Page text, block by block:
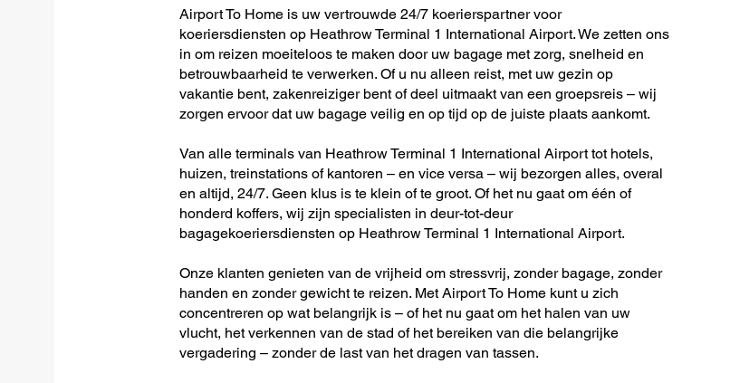
Airport To Home is uw vertrouwde 24/7 koerierspartner voor
koeriersdiensten op Heathrow Terminal 1 International Airport. We zetten ons
in om reizen moeiteloos te maken door uw bagage met zorg, snelheid en
betrouwbaarheid te verwerken. Of u nu alleen reist, met uw gezin op
vakantie bent, zakenreiziger bent of deel uitmaakt van een groepsreis – wij
zorgen ervoor dat uw bagage veilig en op tijd op de juiste plaats aankomt.
Van alle terminals van Heathrow Terminal 1 International Airport tot hotels,
huizen, treinstations of kantoren – en vice versa – wij bezorgen alles, overal
en altijd, 24/7. Geen klus is te klein of te groot. Of het nu gaat om één of
honderd koffers, wij zijn specialisten in deur-tot-deur
bagagekoeriersdiensten op Heathrow Terminal 1 International Airport.
Onze klanten genieten van de vrijheid om stressvrij, zonder bagage, zonder
handen en zonder gewicht te reizen. Met Airport To Home kunt u zich
concentreren op wat belangrijk is – of het nu gaat om het halen van uw
vlucht, het verkennen van de stad of het bereiken van die belangrijke
vergadering – zonder de last van het dragen van tassen.